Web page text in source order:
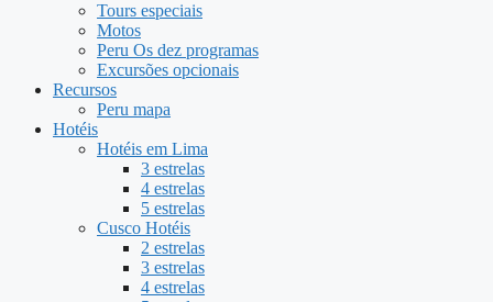
Tours especiais
Motos
Peru Os dez programas
Excursões opcionais
Recursos
Peru mapa
Hotéis
Hotéis em Lima
3 estrelas
4 estrelas
5 estrelas
Cusco Hotéis
2 estrelas
3 estrelas
4 estrelas